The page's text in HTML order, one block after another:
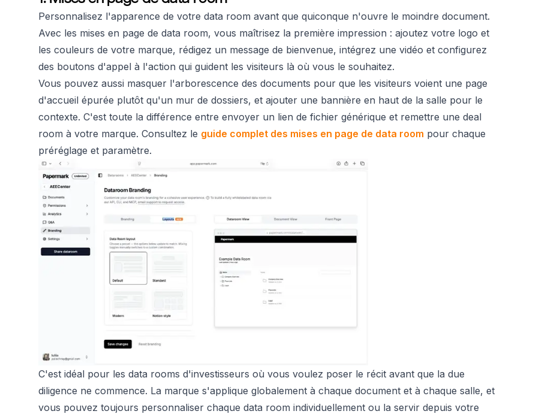
Personnalisez l'apparence de votre data room avant que quiconque n'ouvre le moindre document.
Avec les mises en page de data room, vous maîtrisez la première impression : ajoutez votre logo et
les couleurs de votre marque, rédigez un message de bienvenue, intégrez une vidéo et configurez
des boutons d'appel à l'action qui guident les visiteurs là où vous le souhaitez.
Vous pouvez aussi masquer l'arborescence des documents pour que les visiteurs voient une page
d'accueil épurée plutôt qu'un mur de dossiers, et ajouter une bannière en haut de la salle pour le
contexte. C'est toute la différence entre envoyer un lien de fichier générique et remettre une deal
room à votre marque. Consultez le guide complet des mises en page de data room pour chaque
préréglage et paramètre.
C'est idéal pour les data rooms d'investisseurs où vous voulez poser le récit avant que la due
diligence ne commence. La marque s'applique globalement à chaque document et à chaque salle, et
vous pouvez toujours personnaliser chaque data room individuellement ou la servir depuis votre